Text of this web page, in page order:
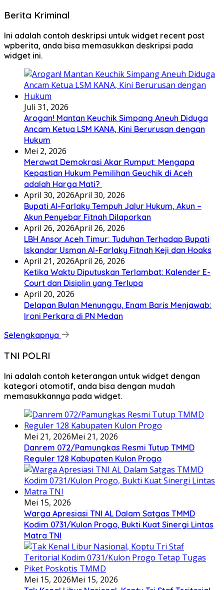
Berita Kriminal
Ini adalah contoh deskripsi untuk widget recent post
wpberita, anda bisa memasukkan deskripsi pada
widget ini.
Juli 31, 2026
Arogan! Mantan Keuchik Simpang Aneuh Diduga
Ancam Ketua LSM KANA, Kini Berurusan dengan
Hukum
Mei 2, 2026
Merawat Demokrasi Akar Rumput: Mengapa
Kepastian Hukum Pemilihan Geuchik di Aceh
adalah Harga Mati? ‎
April 30, 2026April 30, 2026
Bupati Al-Farlaky Tempuh Jalur Hukum, Akun –
Akun Penyebar Fitnah Dilaporkan
April 26, 2026April 26, 2026
LBH Ansor Aceh Timur: Tuduhan Terhadap Bupati
Iskandar Usman Al-Farlaky Fitnah Keji dan Hoaks
April 21, 2026April 26, 2026
Ketika Waktu Diputuskan Terlambat: Kalender E-
Court dan Disiplin yang Terlupa
April 20, 2026
Delapan Bulan Menunggu, Enam Baris Menjawab:
Ironi Perkara di PN Medan
Selengkapnya
TNI POLRI
Ini adalah contoh keterangan untuk widget dengan
kategori otomotif, anda bisa dengan mudah
memasukkannya pada widget.
Mei 21, 2026Mei 21, 2026
Danrem 072/Pamungkas Resmi Tutup TMMD
Reguler 128 Kabupaten Kulon Progo
Mei 15, 2026
Warga Apresiasi TNI AL Dalam Satgas TMMD
Kodim 0731/Kulon Progo, Bukti Kuat Sinergi Lintas
Matra TNI
Mei 15, 2026Mei 15, 2026